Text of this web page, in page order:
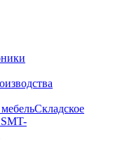
Складское